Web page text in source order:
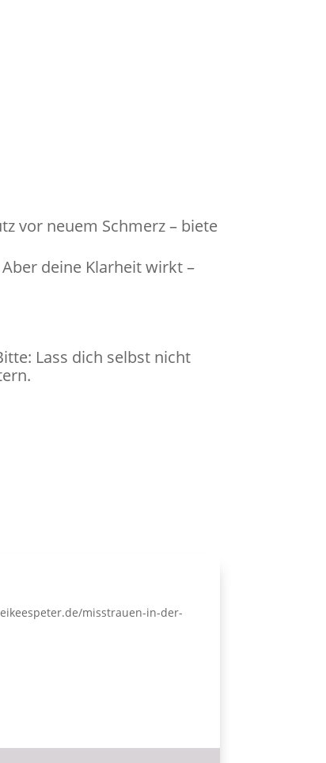
vor neuem Schmerz – biete
deine Klarheit wirkt –
Lass dich selbst nicht
misstrauen-in-der-